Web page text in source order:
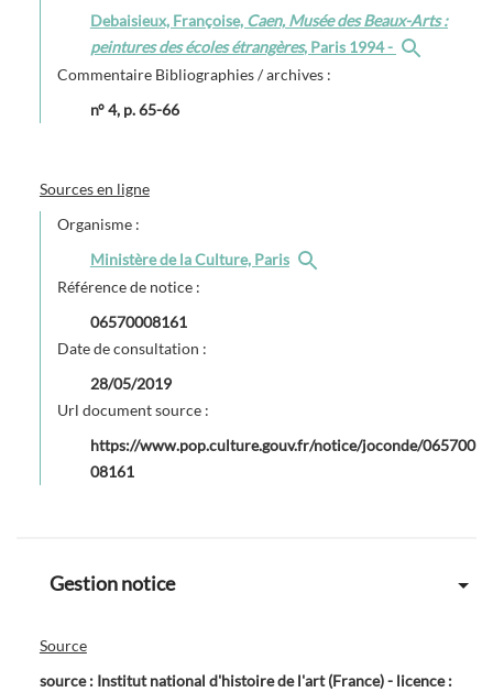
Debaisieux, Françoise, Caen, Musée des Beaux-Arts :
peintures des écoles étrangères, Paris 1994 -
Commentaire Bibliographies / archives :
n° 4, p. 65-66
Sources en ligne
Organisme :
Ministère de la Culture, Paris
Référence de notice :
06570008161
Date de consultation :
28/05/2019
Url document source :
https://www.pop.culture.gouv.fr/notice/joconde/065700
08161
Gestion notice
Source
source : Institut national d'histoire de l'art (France) - licence :